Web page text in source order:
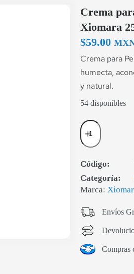
Crema
Xiomara
$59.00
Crema para
humecta,
y natural.
54 disponibles
Código:
Categoría:
Marca:
Envíos
Compras